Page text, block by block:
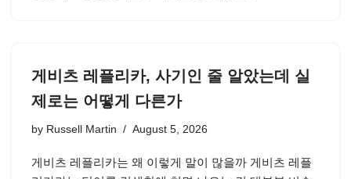
게비츠 레플리카, 사기인 줄 알았는데 실
제로는 어떻게 다른가
by Russell Martin August 5, 2026
게비츠 레플리카는 왜 이렇게 말이 많을까 게비츠 레플